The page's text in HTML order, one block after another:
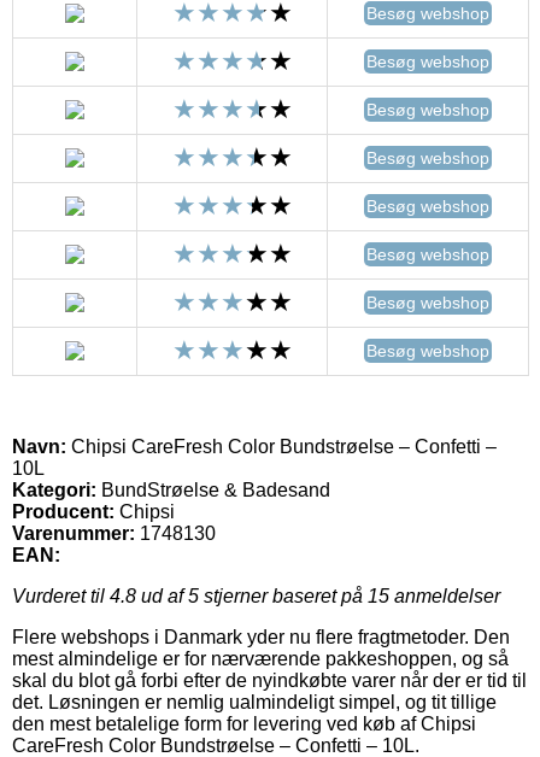
Besøg webshop
Besøg webshop
Besøg webshop
Besøg webshop
Besøg webshop
Besøg webshop
Besøg webshop
Besøg webshop
Navn: Chipsi CareFresh Color Bundstrøelse – Confetti –
10L
Kategori: BundStrøelse & Badesand
Producent: Chipsi
Varenummer: 1748130
EAN:
Vurderet til 4.8 ud af 5 stjerner baseret på 15 anmeldelser
Flere webshops i Danmark yder nu flere fragtmetoder. Den
mest almindelige er for nærværende pakkeshoppen, og så
skal du blot gå forbi efter de nyindkøbte varer når der er tid til
det. Løsningen er nemlig ualmindeligt simpel, og tit tillige
den mest betalelige form for levering ved køb af Chipsi
CareFresh Color Bundstrøelse – Confetti – 10L.